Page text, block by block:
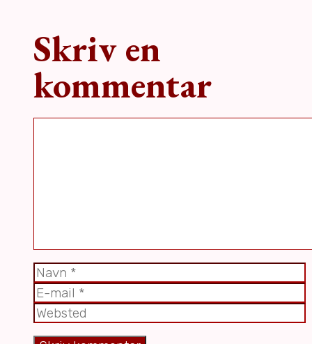
Skriv en
kommentar
Navn
E-
mail
Websted